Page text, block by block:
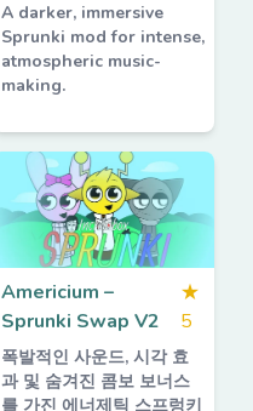
A darker, immersive
Sprunki mod for intense,
atmospheric music-
making.
Americium –
Sprunki Swap V2
★
5
폭발적인 사운드, 시각 효
과 및 숨겨진 콤보 보너스
를 가진 에너제틱 스프렁키